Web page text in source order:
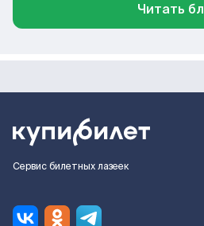
Читать
Сервис билетных лазеек